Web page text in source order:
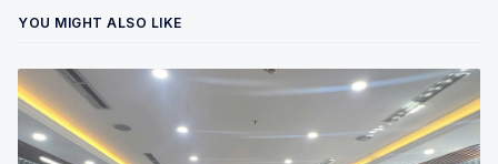
YOU MIGHT ALSO LIKE